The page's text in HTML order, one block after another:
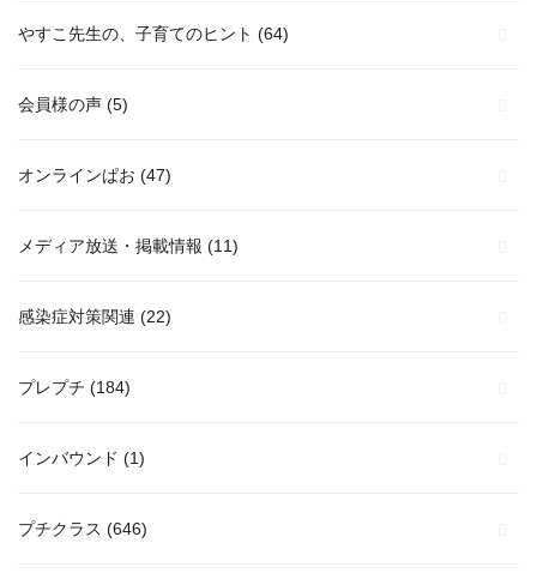
やすこ先生の、子育てのヒント (64)
会員様の声 (5)
オンラインぱお (47)
メディア放送・掲載情報 (11)
感染症対策関連 (22)
プレプチ (184)
インバウンド (1)
プチクラス (646)